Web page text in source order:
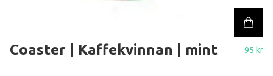
Coaster | Kaffekvinnan | mint 95 kr